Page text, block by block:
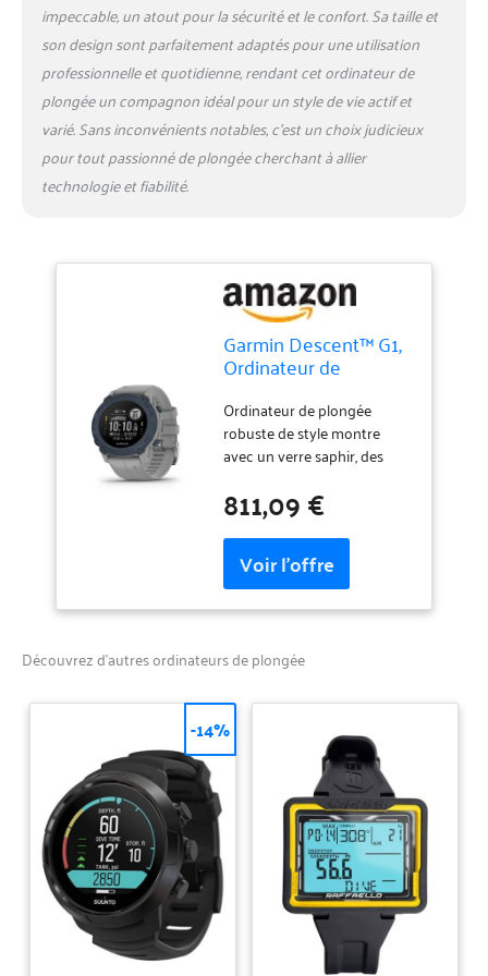
l'étranger et peuvent différer
des produits locaux,
notamment en ce qui
concerne l'ajustement, la
classification par âge et la
langue du produit,
l'étiquetage ou les
instructions.
impeccable, un atout pour la sécurité et le confort. Sa taille et
son design sont parfaitement adaptés pour une utilisation
professionnelle et quotidienne, rendant cet ordinateur de
plongée un compagnon idéal pour un style de vie actif et
varié. Sans inconvénients notables, c’est un choix judicieux
pour tout passionné de plongée cherchant à allier
technologie et fiabilité.
Garmin Descent™ G1,
Ordinateur de
Plusieurs Modes de
plongée, Suivi
d'activité, Gris poudré
Ordinateur de plongée
robuste de style montre
avec un verre saphir, des
écran monochrome facile à
lire Autonomie de la batterie
: jusqu'à 25 heures en mode
plongée, 21 jours en mode
montre intelligente et 26
heures en mode GPS Suivez
applications sportives
fonctionnalités
d'entraînement avancées
telles que V02 Max afin que
vous puissiez voir comment
votre corps s'adapte à
l'entraînement Les RH au
poignet 24h/24, 7j/7, la
surveillance de l'énergie de la
batterie corporelle, le score
de sommeil et plus encore
vous donnent un aperçu de
votre santé et de votre bien-
811,09 €
Découvrez d’autres ordinateurs de plongée
-14%